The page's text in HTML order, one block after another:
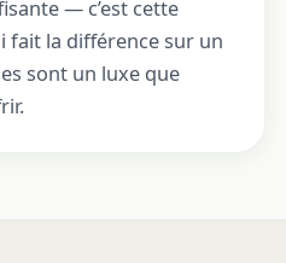
— c’est cette
fait la différence sur un
sont un luxe que